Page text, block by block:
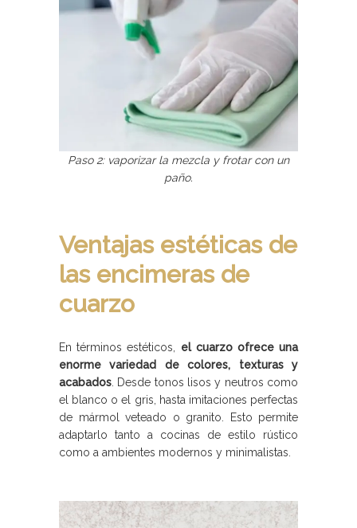
Paso 2: vaporizar la mezcla y frotar con un
paño.
Ventajas estéticas de
las encimeras de
cuarzo
En términos estéticos, el cuarzo ofrece una
enorme variedad de colores, texturas y
acabados. Desde tonos lisos y neutros como
el blanco o el gris, hasta imitaciones perfectas
de mármol veteado o granito. Esto permite
adaptarlo tanto a cocinas de estilo rústico
como a ambientes modernos y minimalistas.